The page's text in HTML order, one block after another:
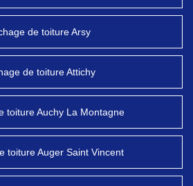
de toiture Arsy
de toiture Attichy
toiture Auchy La Montagne
toiture Auger Saint Vincent